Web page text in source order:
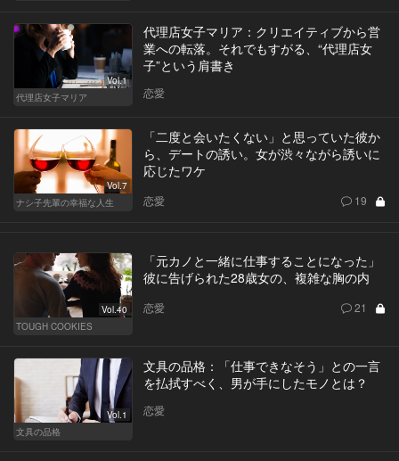
Vol.1
代理店女子マリア
代理店女子マリア：クリエイティブから営
業への転落。それでもすがる、“代理店女
子”という肩書き
恋愛
Vol.7
ナシ子先輩の幸福な人生
「二度と会いたくない」と思っていた彼か
ら、デートの誘い。女が渋々ながら誘いに
応じたワケ
恋愛 19
Vol.40
TOUGH COOKIES
「元カノと一緒に仕事することになった」
彼に告げられた28歳女の、複雑な胸の内
恋愛 21
Vol.1
文具の品格
文具の品格：「仕事できなそう」との一言
を払拭すべく、男が手にしたモノとは？
恋愛